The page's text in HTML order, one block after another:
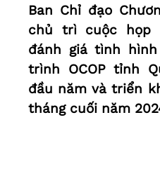
Ban Chỉ đạo
chủ trì cuộc họp
đánh giá tình
trình OCOP tỉnh
đầu năm và triển
tháng cuối năm